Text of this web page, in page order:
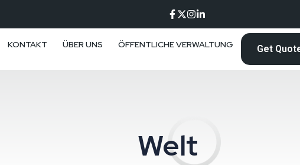
KONTAKT ÜBER UNS ÖFFENTLICHE VERWALTUNG Get
Welt